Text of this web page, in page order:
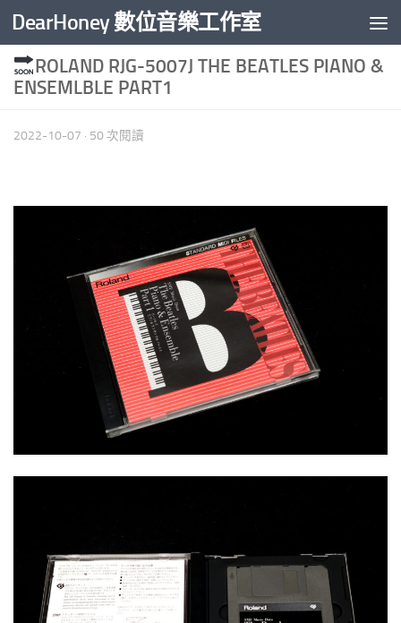
Skip to content
DearHoney 數位音樂工作室
ROLAND RJG-5007J THE BEATLES PIANO &
ENSEMLBLE PART1
2022-10-07 · 50 次閱讀